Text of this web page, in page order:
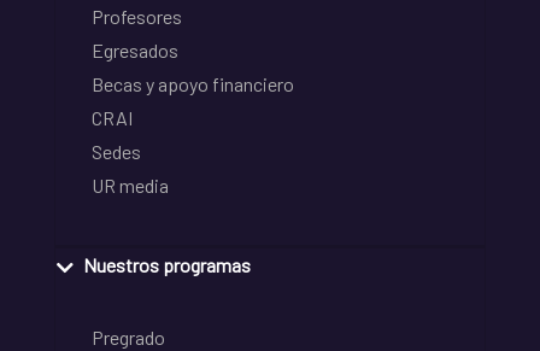
Profesores
Egresados
Becas y apoyo financiero
CRAI
Sedes
UR media
Nuestros programas
Pregrado